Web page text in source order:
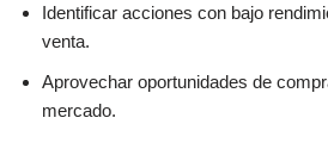
Identificar acciones con bajo
venta.
Aprovechar oportunidades de
mercado.